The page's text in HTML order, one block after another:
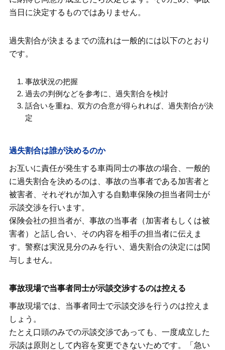
当日に決定するものではありません。
過失割合が決まるまでの流れは一般的には以下のとおり
です。
事故状況の把握
過去の判例などを参考に、過失割合を検討
話合いを重ね、双方の合意が得られれば、過失割合が決
定
過失割合は誰が決めるのか
お互いに責任が発生する車両同士の事故の場合、一般的
に過失割合を決めるのは、事故の当事者である加害者と
被害者、それぞれが加入する自動車保険の担当者同士が
示談交渉を行います。
保険会社の担当者が、事故の当事者（加害者もしくは被
害者）と話し合い、その内容を相手の担当者に伝えま
す。警察は実況見分のみを行い、過失割合の決定には関
与しません。
事故現場で当事者同士が示談交渉するのは控える
事故現場では、当事者同士で示談交渉を行うのは控えま
しょう。
たとえ口頭のみでの示談交渉であっても、一度成立した
示談は原則として内容を変更できないためです。「急い